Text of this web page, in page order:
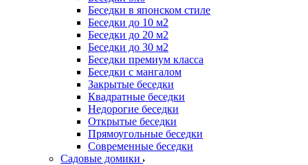
Беседки в японском стиле
Беседки до 10 м2
Беседки до 20 м2
Беседки до 30 м2
Беседки премиум класса
Беседки с мангалом
Закрытые беседки
Квадратные беседки
Недорогие беседки
Открытые беседки
Прямоугольные беседки
Современные беседки
Садовые домики